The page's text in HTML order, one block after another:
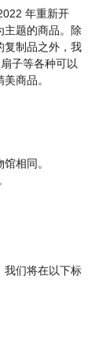
年重新开
主题的商品。除
复制品之外，我
子等各种可以
美商品。
相同。
我们将在以下标